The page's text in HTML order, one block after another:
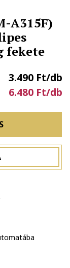
A315F)
fekete
3.490 Ft/db
6.480 Ft/db